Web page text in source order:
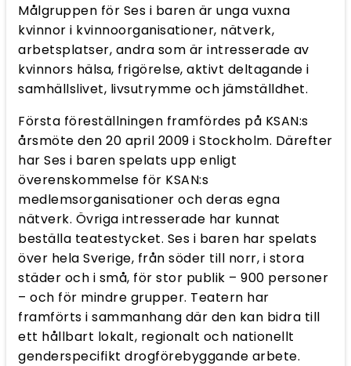
Målgruppen för Ses i baren är unga vuxna
kvinnor i kvinnoorganisationer, nätverk,
arbetsplatser, andra som är intresserade av
kvinnors hälsa, frigörelse, aktivt deltagande i
samhällslivet, livsutrymme och jämställdhet.
Första föreställningen framfördes på KSAN:s
årsmöte den 20 april 2009 i Stockholm. Därefter
har Ses i baren spelats upp enligt
överenskommelse för KSAN:s
medlemsorganisationer och deras egna
nätverk. Övriga intresserade har kunnat
beställa teatestycket. Ses i baren har spelats
över hela Sverige, från söder till norr, i stora
städer och i små, för stor publik – 900 personer
– och för mindre grupper. Teatern har
framförts i sammanhang där den kan bidra till
ett hållbart lokalt, regionalt och nationellt
genderspecifikt drogförebyggande arbete.